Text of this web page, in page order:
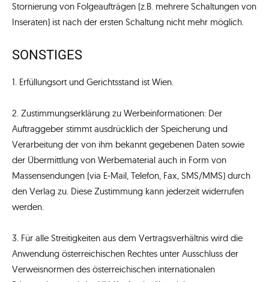
Stornierung von Folgeaufträgen (z.B. mehrere Schaltungen von
Inseraten) ist nach der ersten Schaltung nicht mehr möglich.
SONSTIGES
1. Erfüllungsort und Gerichtsstand ist Wien.
2. Zustimmungserklärung zu Werbeinformationen: Der
Auftraggeber stimmt ausdrücklich der Speicherung und
Verarbeitung der von ihm bekannt gegebenen Daten sowie
der Übermittlung von Werbematerial auch in Form von
Massensendungen (via E-Mail, Telefon, Fax, SMS/MMS) durch
den Verlag zu. Diese Zustimmung kann jederzeit widerrufen
werden.
3. Für alle Streitigkeiten aus dem Vertragsverhältnis wird die
Anwendung österreichischen Rechtes unter Ausschluss der
Verweisnormen des österreichischen internationalen